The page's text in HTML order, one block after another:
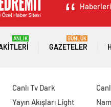
ANLIK
GAZETELER
GÜNLÜK
Canlı Tv Dark
Yayın Akışları Light